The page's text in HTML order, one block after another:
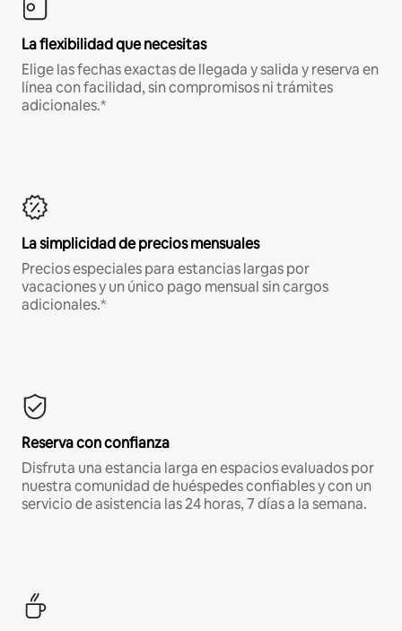
La flexibilidad que necesitas
Elige las fechas exactas de llegada y salida y reserva en
línea con facilidad, sin compromisos ni trámites
adicionales.*
La simplicidad de precios mensuales
Precios especiales para estancias largas por
vacaciones y un único pago mensual sin cargos
adicionales.*
Reserva con confianza
Disfruta una estancia larga en espacios evaluados por
nuestra comunidad de huéspedes confiables y con un
servicio de asistencia las 24 horas, 7 días a la semana.